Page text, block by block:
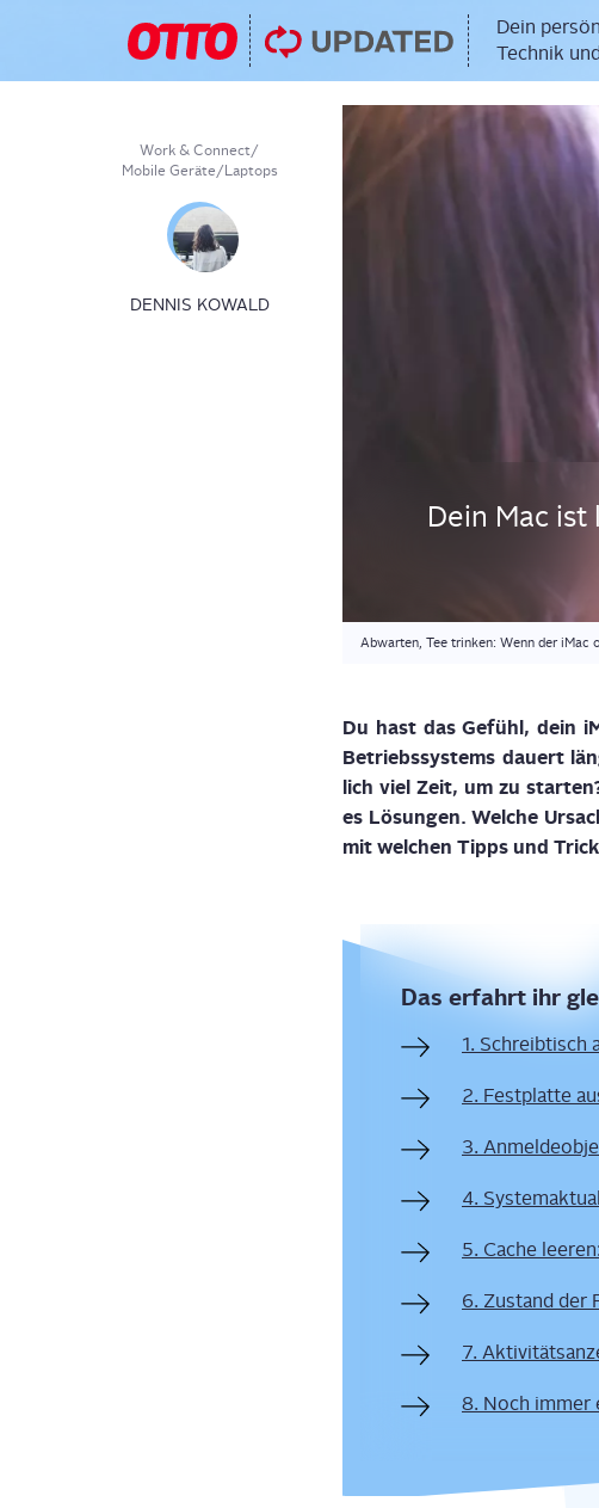
Dein
Technik
Work & Connect/
Mobile Geräte/Laptops
DENNIS KOWALD
Dein Mac
Abwarten, Tee trinken: Wenn der iMac
Du hast das Gefühl, dein
Betriebs­sys­tems dau­ert
lich viel Zeit, um zu
es Lösun­gen. Wel­che
mit wel­chen Tipps und
Das erfahrt ihr
1. Schreib­tisch
2. Fest­plat­te
3.
4.
5. Cache
6. Zustand der
7.
8. Noch immer